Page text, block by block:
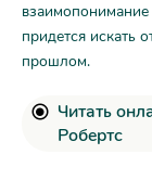
придется искать
прошлом.
Читать
Робертс